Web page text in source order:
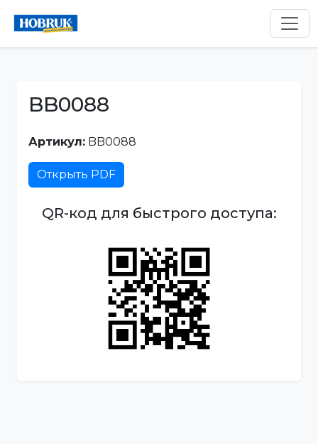
BB0088
Артикул: BB0088
Открыть PDF
QR-код для быстрого доступа: